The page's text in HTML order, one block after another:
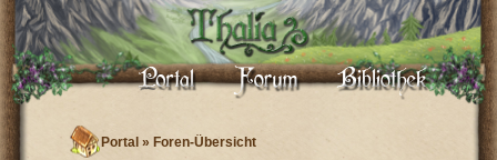
Portal »Foren-Übersicht